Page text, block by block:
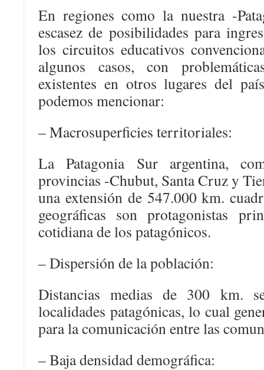
En regiones como la nuestra -
escasez de posibilidades para
los circuitos educativos
algunos casos, con
existentes en otros lugares del
podemos mencionar:
– Macrosuperficies territoriales:
La Patagonia Sur argentina,
provincias -Chubut, Santa Cruz y
una extensión de 547.000 km.
geográficas son protagonistas
cotidiana de los patagónicos.
– Dispersión de la población:
Distancias medias de 300 km.
localidades patagónicas, lo cual
para la comunicación entre las
– Baja densidad demográfica: